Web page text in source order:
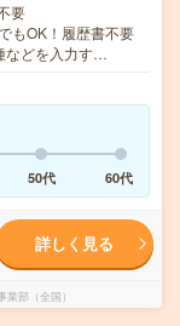
要
もOK！履歴書不要
などを入力す…
50代 60代
詳しく見る
部（全国）